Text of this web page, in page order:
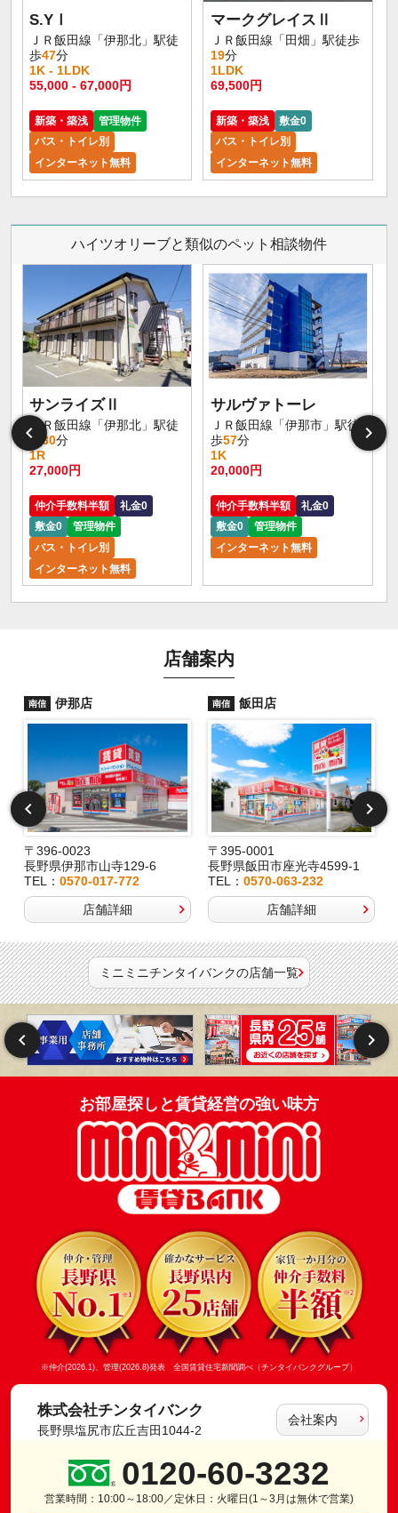
S.YⅠ
ＪＲ飯田線「伊那北」駅徒
歩47分
1K - 1LDK
55,000 - 67,000円
新築・築浅
管理物件
バス・トイレ別
インターネット無料
マークグレイスⅡ
ＪＲ飯田線「田畑」駅徒歩
19分
1LDK
69,500円
新築・築浅
敷金0
バス・トイレ別
インターネット無料
ハイツオリーブと類似のペット相談物件
サンライズⅡ
ＪＲ飯田線「伊那北」駅徒
歩
30分
1R
27,000円
仲介手数料半額
礼金0
敷金0
管理物件
バス・トイレ別
インターネット無料
サルヴァトーレ
ＪＲ飯田線「伊那市」駅徒
歩57分
1K
20,000円
仲介手数料半額
礼金0
敷金0
管理物件
インターネット無料
店舗案内
南信 伊那店
〒396-0023
長野県伊那市山寺129-6
TEL： 0570-017-772
店舗詳細
南信 飯田店
〒395-0001
長野県飯田市座光寺4599-1
TEL： 0570-063-232
店舗詳細
ミニミニチンタイバンクの店舗一覧
お部屋探しと賃貸経営の強い味方
※仲介(2026.1)、管理(2026.8)発表 全国賃貸住宅新聞調べ（チンタイバンクグループ）
株式会社チンタイバンク
長野県塩尻市広丘吉田1044-2
会社案内
0120-60-3232
営業時間：10:00～18:00／定休日：火曜日(1～3月は無休で営業)